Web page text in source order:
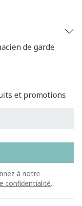
de garde
et promotions
à notre
confidentialité.